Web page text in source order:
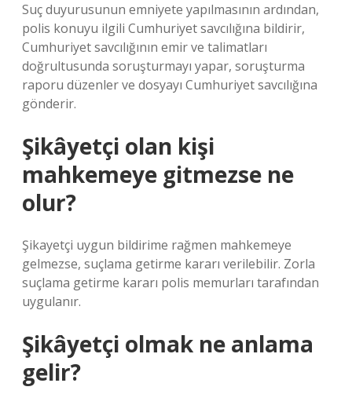
Suç duyurusunun emniyete yapılmasının ardından,
polis konuyu ilgili Cumhuriyet savcılığına bildirir,
Cumhuriyet savcılığının emir ve talimatları
doğrultusunda soruşturmayı yapar, soruşturma
raporu düzenler ve dosyayı Cumhuriyet savcılığına
gönderir.
Şikâyetçi olan kişi
mahkemeye gitmezse ne
olur?
Şikayetçi uygun bildirime rağmen mahkemeye
gelmezse, suçlama getirme kararı verilebilir. Zorla
suçlama getirme kararı polis memurları tarafından
uygulanır.
Şikâyetçi olmak ne anlama
gelir?